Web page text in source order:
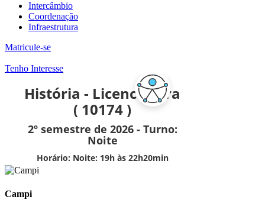
Intercâmbio
Coordenação
Infraestrutura
Matricule-se
Tenho Interesse
Campi